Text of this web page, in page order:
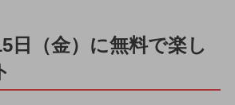
日（金）に無料で楽し